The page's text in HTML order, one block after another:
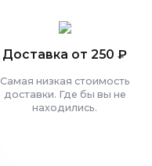
Доставка от 250 ₽
Самая низкая стоимость
доставки. Где бы вы не
находились.